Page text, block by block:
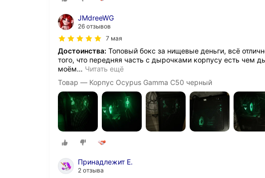
JMdreeWG
26 отзывов
7 мая
Достоинства: Топовый бокс за нищевые деньги, всё
того, что передняя часть с дырочками корпусу есть чем
моём… Читать ещё
Товар — Корпус Ocypus Gamma C50 черный
Принадлежит Е.
2 отзыва